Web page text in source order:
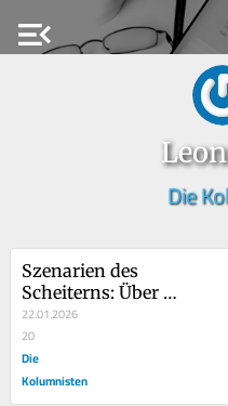
menu_open
Die
Szenarien des
Scheiterns: Über
„wehrhafte“ und „nicht
wehrhafte“
Demokratien
22.01.2026
20
Die
Kolumnisten